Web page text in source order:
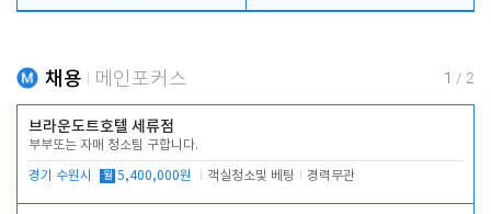
채용 메인포커스 1 / 2
브라운도트호텔 세류점
부부또는 자매 청소팀 구합니다.
경기 수원시 월 5,400,000원 객실청소및 베팅 경력무관